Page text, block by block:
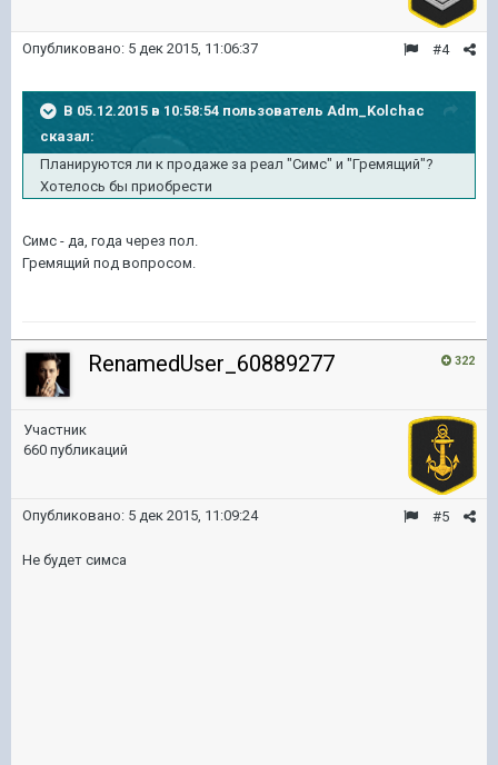
#4
Опубликовано: 5 дек 2015, 11:06:37
В 05.12.2015 в 10:58:54 пользователь Adm_Kolchac
сказал:
Планируются ли к продаже за реал "Симс" и "Гремящий"?
Хотелось бы приобрести
Симс - да, года через пол.
Гремящий под вопросом.
322
RenamedUser_60889277
Участник
660 публикаций
#5
Опубликовано: 5 дек 2015, 11:09:24
Не будет симса